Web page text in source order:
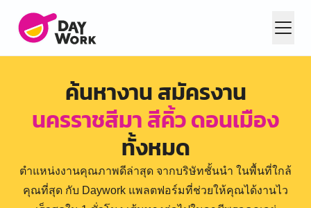
ค้นหางาน สมัครงาน
นครราชสีมา สีคิ้ว ดอนเมือง
ทั้งหมด
ตำแหน่งงานคุณภาพดีล่าสุด จากบริษัทชั้นนำ ในพื้นที่ใกล้
คุณที่สุด กับ Daywork แพลตฟอร์มที่ช่วยให้คุณได้งานไว